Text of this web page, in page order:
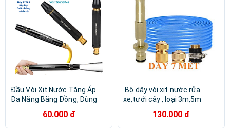
Đầu Vòi Xịt Nước Tăng Áp
Đa Năng Bằng Đồng, Dùng
Chỉnh Được Tia Nước Phun
Ra 206587-4 (đen)
60.000 đ
️️ Bộ dây vòi xịt nước rửa
xe,tưới cây , loại 3m,5m
đồng,nối đồng+ đai
130.000 đ